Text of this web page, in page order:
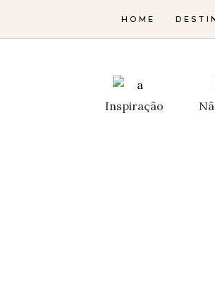
HOME
Inspiração